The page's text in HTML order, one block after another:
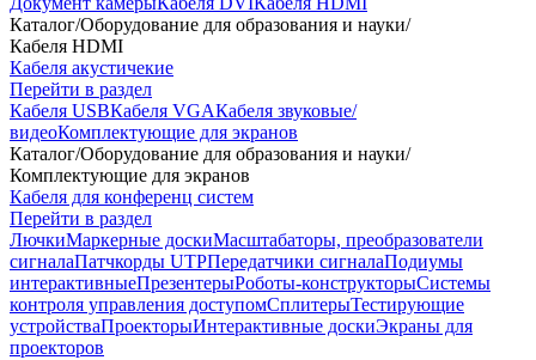
Каталог/Оборудование для образования и науки/
Кабеля HDMI
Кабеля акустичекие
Перейти в раздел
Кабеля USBКабеля VGAКабеля звуковые/
видеоКомплектующие для экранов
Каталог/Оборудование для образования и науки/
Комплектующие для экранов
Кабеля для конференц систем
Перейти в раздел
ЛючкиМаркерные доскиМасштабаторы, преобразователи
сигналаПатчкорды UTPПередатчики сигналаПодиумы
интерактивныеПрезентерыРоботы-конструкторыСистемы
контроля управления доступомСплитерыТестирующие
устройстваПроекторыИнтерактивные доскиЭкраны для
проекторов